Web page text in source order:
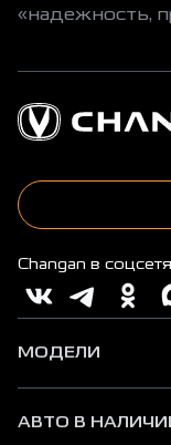
«надежность,
Changan в
МОДЕЛИ
АВТО В